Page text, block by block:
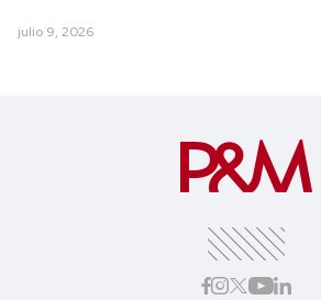
julio 9, 2026